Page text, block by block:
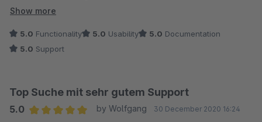
Es war eine hausgemachte Katastrophe!!
Herrn Egli waren alle Fragen ausgeräumt und die Suche läuft
besser als ich es mir erhofft habe. Hier kann man sehr viel
Show more
5.0 Functionality 5.0 Usability 5.0 Documentation
5.0 Support
Top Suche mit sehr gutem Support
5.0
by Wolfgang 30 December 2020 16:24